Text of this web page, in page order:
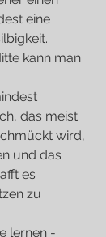
eine
kann man
das meist
wird,
und das
es
zu
lernen -